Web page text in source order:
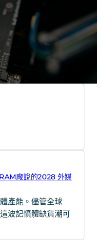
廠說的2028 外媒
產能。儘管全球
波記憤體缺貨潮可